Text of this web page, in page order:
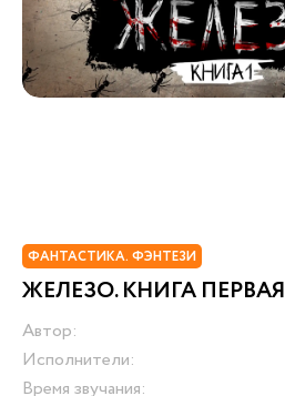
ФАНТАСТИКА. ФЭНТЕЗИ
ЖЕЛЕЗО. КНИГА ПЕРВАЯ
Автор:
Исполнители:
Время звучания: